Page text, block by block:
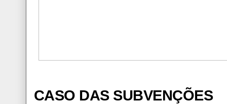
CASO DAS SUBVENÇÕES